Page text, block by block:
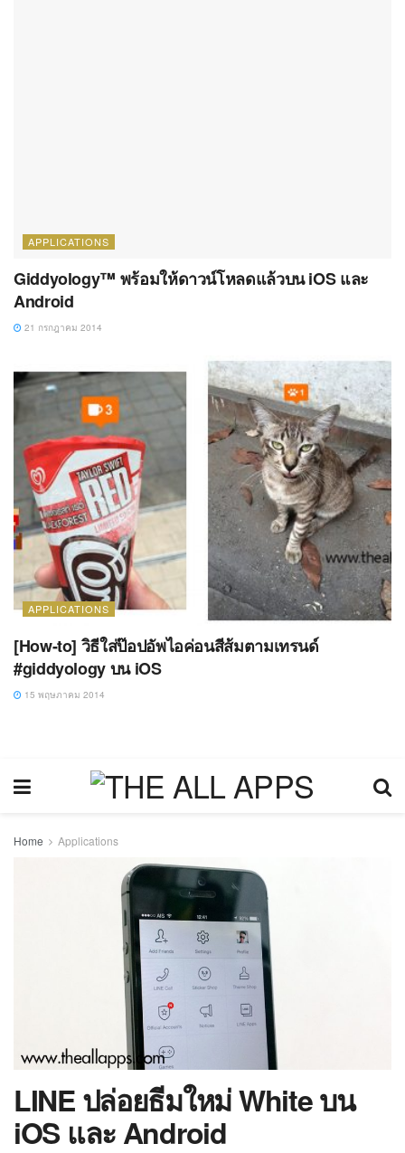
APPLICATIONS
Giddyology™ พร้อมให้ดาวน์โหลดแล้วบน iOS และ
Android
21 กรกฎาคม 2014
APPLICATIONS
[How-to] วิธีใส่ป๊อปอัพไอค่อนสีส้มตามเทรนด์
#giddyology บน iOS
15 พฤษภาคม 2014
Home Applications
LINE ปล่อยธีมใหม่ White บน
iOS และ Android